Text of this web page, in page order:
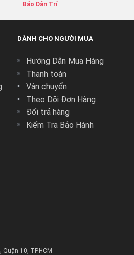
Báo Dân Trí
DÀNH CHO NGƯỜI MUA
Hướng Dẫn Mua Hàng
Thanh toán
Vận chuyển
Theo Dõi Đơn Hàng
Đổi trả hàng
Kiểm Tra Bảo Hành
10, TP.HCM